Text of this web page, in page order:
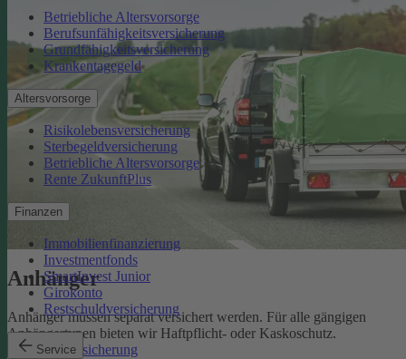
Betriebliche Altersvorsorge
Berufsunfähigkeitsversicherung
Grundfähigkeitsversicherung
Krankentagegeld
Altersvorsorge
Risikolebensversicherung
Sterbegeldversicherung
Betriebliche Altersvorsorge
Rente ZukunftPlus
Finanzen
Immobilienfinanzierung
Investmentfonds
SmartInvest Junior
Girokonto
Restschuldversicherung
Service
Anhänger
Anhänger müssen separat versichert werden. Für alle gängigen
Anhängertypen bieten wir Haftpflicht- oder Kaskoschutz.
Anhängerversicherung